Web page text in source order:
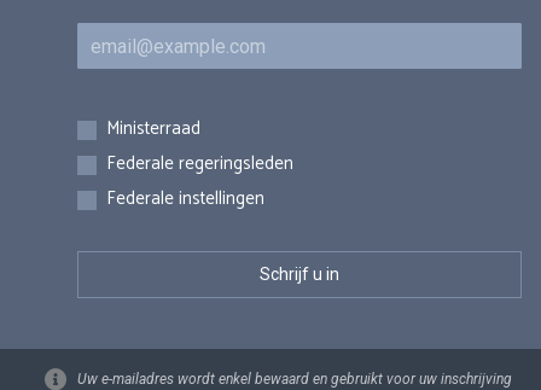
E-mail
Inschrijvingen
Ministerraad
Federale regeringsleden
Federale instellingen
Uw e-mailadres wordt enkel bewaard en gebruikt voor uw inschrijving